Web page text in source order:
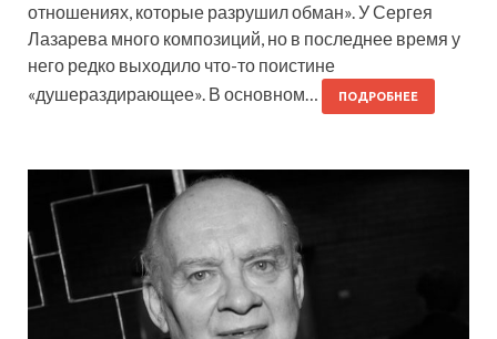
отношениях, которые разрушил обман». У Сергея
Лазарева много композиций, но в последнее время у
него редко выходило что-то поистине
«душераздирающее». В основном…
ПОДРОБНЕЕ